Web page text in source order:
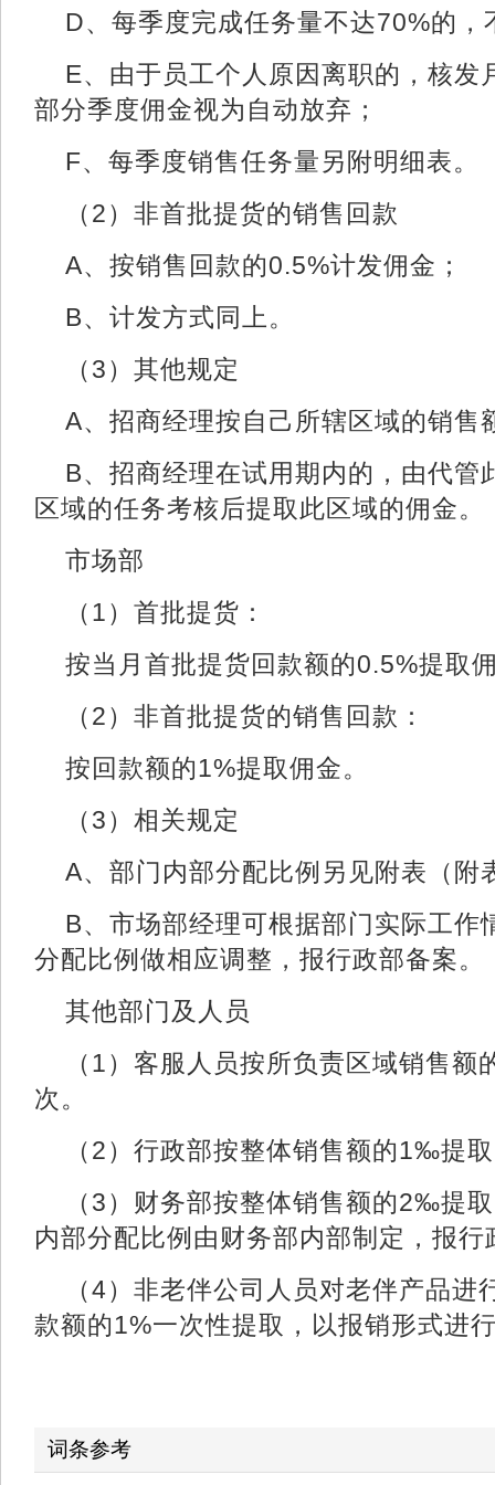
D、每季度完成任务量不达70%的
E、由于员工个人原因离职的，核发
部分季度佣金视为自动放弃；
F、每季度销售任务量另附明细表。
（2）非首批提货的销售回款
A、按销售回款的0.5%计发佣金；
B、计发方式同上。
（3）其他规定
A、招商经理按自己所辖区域的销售
B、招商经理在试用期内的，由代管
区域的任务考核后提取此区域的佣金。
市场部
（1）首批提货：
按当月首批提货回款额的0.5%提取
（2）非首批提货的销售回款：
按回款额的1%提取佣金。
（3）相关规定
A、部门内部分配比例另见附表（附
B、市场部经理可根据部门实际工作
分配比例做相应调整，报行政部备案。
其他部门及人员
（1）客服人员按所负责区域销售
次。
（2）行政部按整体销售额的1‰提
（3）财务部按整体销售额的2‰提
内部分配比例由财务部内部制定，报行
（4）非老伴公司人员对老伴产品
款额的1%一次性提取，以报销形式进
词条参考